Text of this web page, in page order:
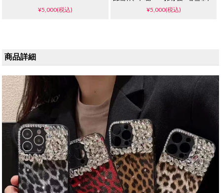
¥5,000(税込)
FFプリント iPhone15/14Proスマホケ
ース フェンディ ハイブランド 最新
¥5,000(税込)
商品詳細